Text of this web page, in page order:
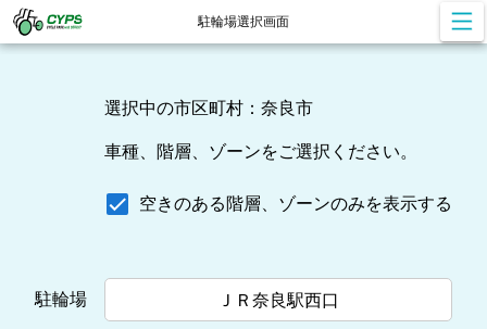
駐輪場選択画面
選択中の市区町村：奈良市
車種、階層、ゾーンをご選択ください。
空きのある階層、ゾーンのみを表示する
駐輪場 ＪＲ奈良駅西口